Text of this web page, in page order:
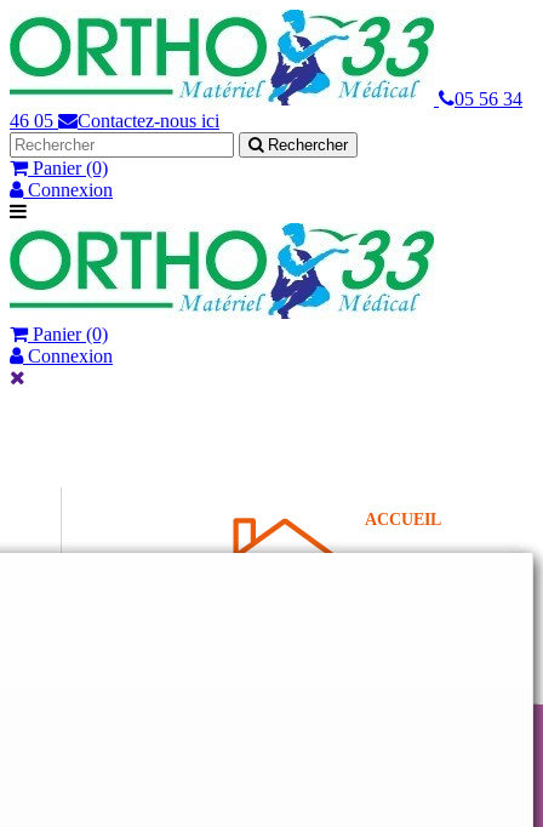
05 56 34
46 05
Contactez-nous ici
Rechercher
Panier (0)
Connexion
Panier (0)
Connexion
ACCUEIL